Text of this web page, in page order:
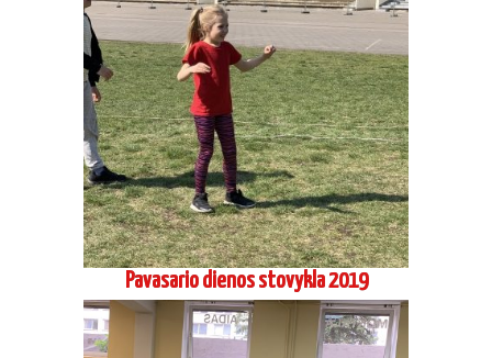
Pavasario dienos stovykla 2019